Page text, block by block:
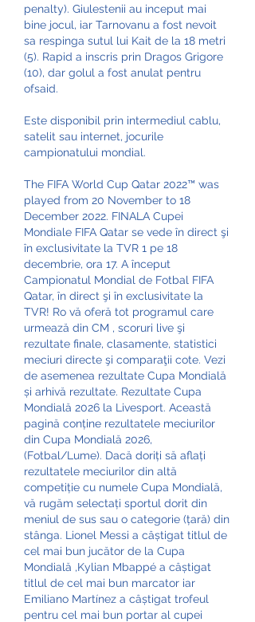
penalty). Giulestenii au inceput mai
bine jocul, iar Tarnovanu a fost nevoit
sa respinga sutul lui Kait de la 18 metri
(5). Rapid a inscris prin Dragos Grigore
(10), dar golul a fost anulat pentru
ofsaid.
Este disponibil prin intermediul cablu,
satelit sau internet, jocurile
campionatului mondial.
The FIFA World Cup Qatar 2022™ was
played from 20 November to 18
December 2022. FINALA Cupei
Mondiale FIFA Qatar se vede în direct şi
în exclusivitate la TVR 1 pe 18
decembrie, ora 17. A început
Campionatul Mondial de Fotbal FIFA
Qatar, în direct şi în exclusivitate la
TVR! Ro vă oferă tot programul care
urmează din CM , scoruri live şi
rezultate finale, clasamente, statistici
meciuri directe şi comparaţii cote. Vezi
de asemenea rezultate Cupa Mondială
și arhivă rezultate. Rezultate Cupa
Mondială 2026 la Livesport. Această
pagină conține rezultatele meciurilor
din Cupa Mondială 2026,
(Fotbal/Lume). Dacă doriți să aflați
rezultatele meciurilor din altă
competiție cu numele Cupa Mondială,
vă rugăm selectați sportul dorit din
meniul de sus sau o categorie (țară) din
stânga. Lionel Messi a câștigat titlul de
cel mai bun jucător de la Cupa
Mondială ,Kylian Mbappé a câștigat
titlul de cel mai bun marcator iar
Emiliano Martínez a câștigat trofeul
pentru cel mai bun portar al cupei